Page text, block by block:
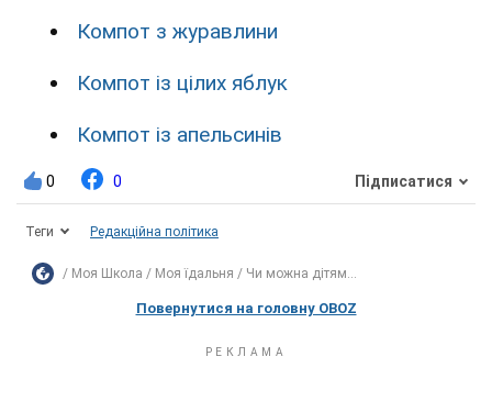
Компот з журавлини
Компот із цілих яблук
Компот із апельсинів
0 0 Підписатися
Теги Редакційна політика
Моя Школа Моя їдальня Чи можна дітям...
Повернутися на головну OBOZ